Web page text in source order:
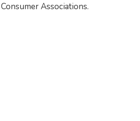
Associations.